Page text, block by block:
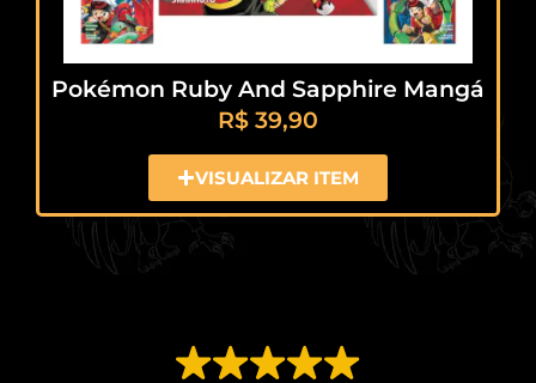
Pokémon Ruby And Sapphire Mangá
R$ 39,90
VISUALIZAR ITEM